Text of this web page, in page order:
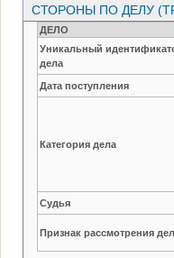
СТОРОНЫ ПО ДЕЛУ
ДЕЛО
Уникальный
дела
Дата поступления
Категория дела
Судья
Признак рассмотрения